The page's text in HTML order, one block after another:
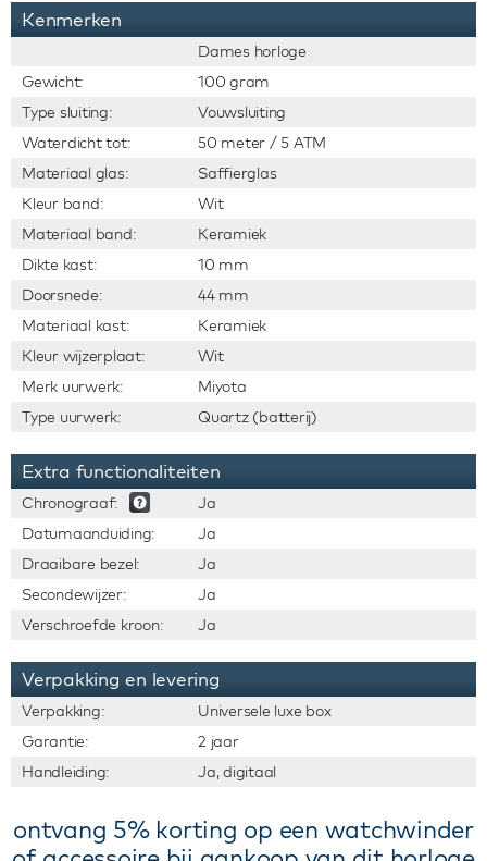
Kenmerken
Dames horloge
Gewicht:
100 gram
Type sluiting:
Vouwsluiting
Waterdicht tot:
50 meter / 5 ATM
Materiaal glas:
Saffierglas
Kleur band:
Wit
Materiaal band:
Keramiek
Dikte kast:
10 mm
Doorsnede:
44 mm
Materiaal kast:
Keramiek
Kleur wijzerplaat:
Wit
Merk uurwerk:
Miyota
Type uurwerk:
Quartz (batterij)
Extra functionaliteiten
Chronograaf:
Ja
Datumaanduiding:
Ja
Draaibare bezel:
Ja
Secondewijzer:
Ja
Verschroefde kroon:
Ja
Verpakking en levering
Verpakking:
Universele luxe box
Garantie:
2 jaar
Handleiding:
Ja, digitaal
ontvang 5% korting op een watchwinder